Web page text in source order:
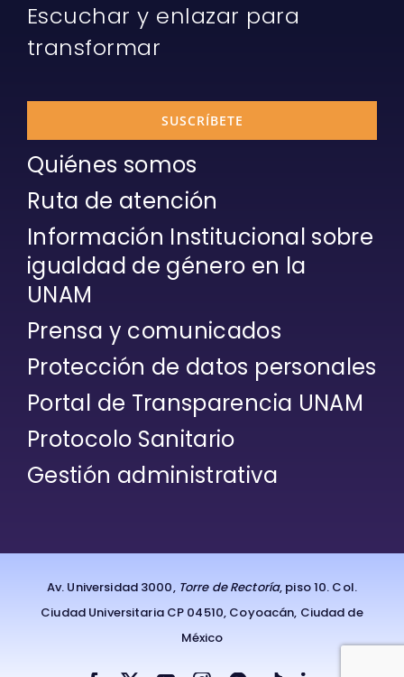
Escuchar y enlazar para
transformar
SUSCRÍBETE
Quiénes somos
Ruta de atención
Información Institucional sobre
igualdad de género en la
UNAM
Prensa y comunicados
Protección de datos personales
Portal de Transparencia UNAM
Protocolo Sanitario
Gestión administrativa
Av. Universidad 3000, Torre de Rectoría, piso 10. Col.
Ciudad Universitaria CP 04510, Coyoacán, Ciudad de
México